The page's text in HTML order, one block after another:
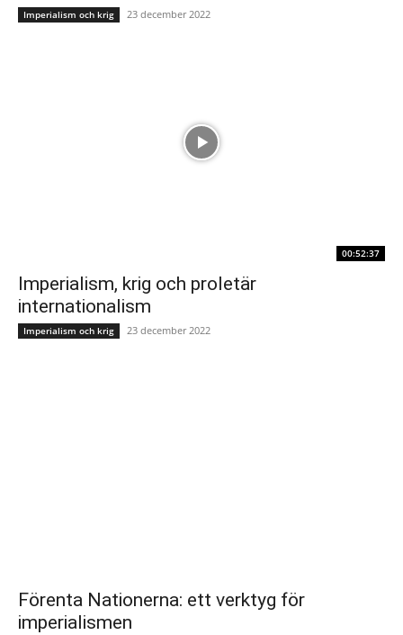
Imperialism och krig 23 december 2022
00:52:37
Imperialism, krig och proletär
internationalism
Imperialism och krig 23 december 2022
Förenta Nationerna: ett verktyg för
imperialismen